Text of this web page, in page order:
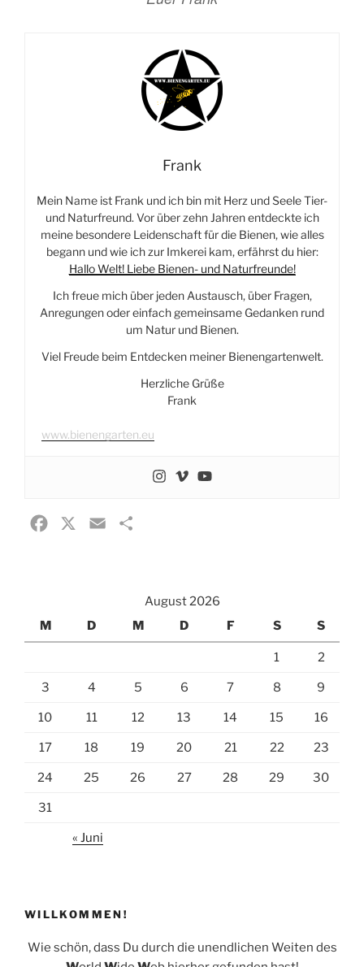
Frank
Mein Name ist Frank und ich bin mit Herz und Seele Tier-
und Naturfreund. Vor über zehn Jahren entdeckte ich
meine besondere Leidenschaft für die Bienen, wie alles
begann und wie ich zur Imkerei kam, erfährst du hier:
Hallo Welt! Liebe Bienen- und Naturfreunde!
Ich freue mich über jeden Austausch, über Fragen,
Anregungen oder einfach gemeinsame Gedanken rund
um Natur und Bienen.
Viel Freude beim Entdecken meiner Bienengartenwelt.
Herzliche Grüße
Frank
www.bienengarten.eu
August 2026
M
D M D F S S
1 2
3 4 5 6 7 8 9
10 11 12 13 14 15 16
17 18 19 20 21 22 23
24 25 26 27 28 29 30
31
« Juni
WILLKOMMEN!
Wie schön, dass Du durch die unendlichen Weiten des